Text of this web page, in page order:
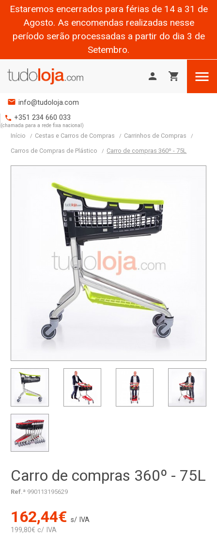
Estaremos encerrados para férias de 14 a 31 de
Agosto. As encomendas realizadas nesse
período serão processadas a partir do dia 3 de
Setembro.
person shopping_cart 
mail info@tudoloja.com
phone +351 234 660 033
(chamada para a rede fixa nacional)
Início Cestas e Carros de Compras Carrinhos de Compras
Carros de Compras de Plástico Carro de compras 360º - 75L
Carro de compras 360º - 75L
Ref.ª 990113195629
162,44€ s/ IVA
199,80€ c/ IVA